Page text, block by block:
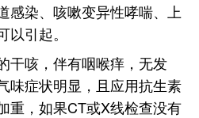
感染、咳嗽变异性哮喘、上
引起。
干咳，伴有咽喉痒，无发
味症状明显，且应用抗生素
重，如果CT或X线检查没有